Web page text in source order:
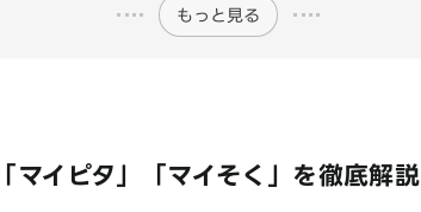
もっと見る
イピタ」「マイそく」を徹底解説